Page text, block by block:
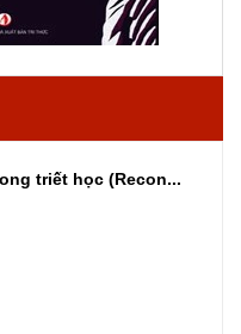
triết học (Recon...